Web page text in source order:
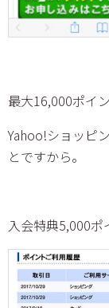
最大16,000ポイ
Yahoo!ショッピ
とですから。
入会特典5,000ポ